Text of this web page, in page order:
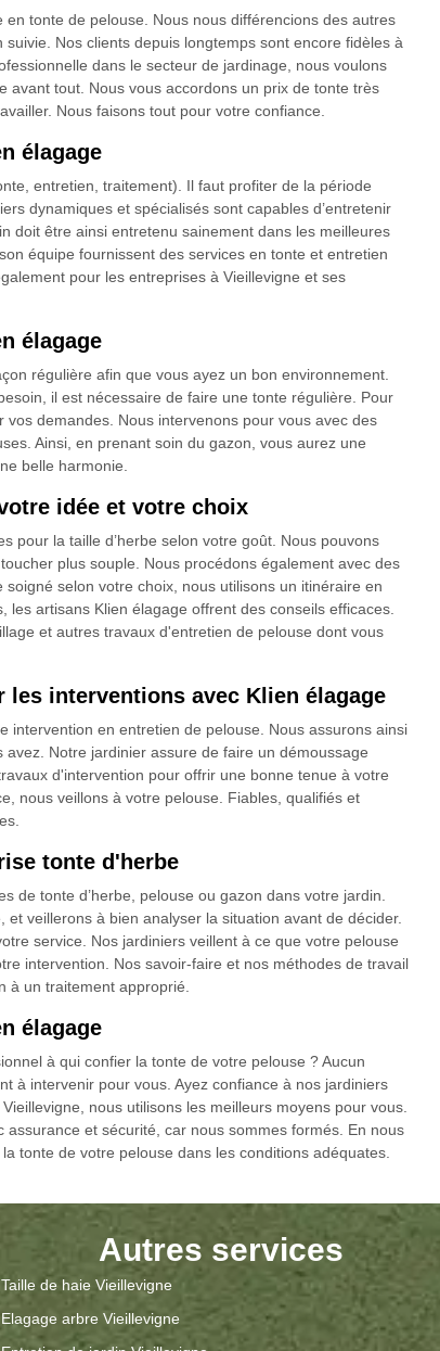
tonte de pelouse. Nous nous différencions des autres
Nos clients depuis longtemps sont encore fidèles à
dans le secteur de jardinage, nous voulons
avant tout. Nous vous accordons un prix de tonte très
Nous faisons tout pour votre confiance.
élagage
entretien, traitement). Il faut profiter de la période
dynamiques et spécialisés sont capables d’entretenir
doit être ainsi entretenu sainement dans les meilleures
équipe fournissent des services en tonte et entretien
pour les entreprises à Vieillevigne et ses
élagage
régulière afin que vous ayez un bon environnement.
il est nécessaire de faire une tonte régulière. Pour
demandes. Nous intervenons pour vous avec des
Ainsi, en prenant soin du gazon, vous aurez une
belle harmonie.
idée et votre choix
pour la taille d’herbe selon votre goût. Nous pouvons
plus souple. Nous procédons également avec des
selon votre choix, nous utilisons un itinéraire en
artisans Klien élagage offrent des conseils efficaces.
et autres travaux d'entretien de pelouse dont vous
les interventions avec Klien élagage
intervention en entretien de pelouse. Nous assurons ainsi
Notre jardinier assure de faire un démoussage
d'intervention pour offrir une bonne tenue à votre
nous veillons à votre pelouse. Fiables, qualifiés et
tonte d'herbe
de tonte d’herbe, pelouse ou gazon dans votre jardin.
veillerons à bien analyser la situation avant de décider.
service. Nos jardiniers veillent à ce que votre pelouse
intervention. Nos savoir-faire et nos méthodes de travail
à un traitement approprié.
élagage
à qui confier la tonte de votre pelouse ? Aucun
à intervenir pour vous. Ayez confiance à nos jardiniers
nous utilisons les meilleurs moyens pour vous.
et sécurité, car nous sommes formés. En nous
tonte de votre pelouse dans les conditions adéquates.
Autres services
Taille de haie Vieillevigne
Elagage arbre Vieillevigne